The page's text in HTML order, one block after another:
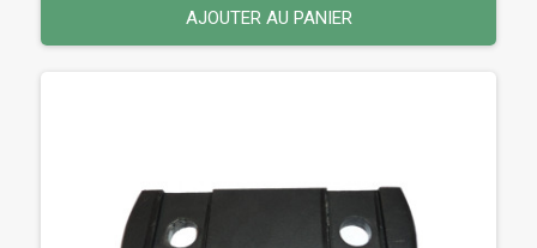
AJOUTER AU PANIER